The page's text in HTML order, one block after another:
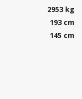
2953 kg
193 cm
145 cm